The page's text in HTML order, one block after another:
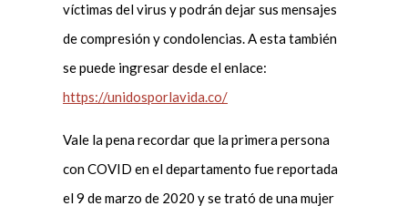
víctimas del virus y podrán dejar sus mensajes
de compresión y condolencias. A esta también
se puede ingresar desde el enlace:
https://unidosporlavida.co/
Vale la pena recordar que la primera persona
con COVID en el departamento fue reportada
el 9 de marzo de 2020 y se trató de una mujer